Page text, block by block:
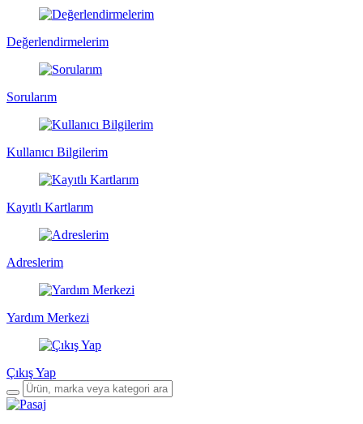
Değerlendirmelerim
Sorularım
Kullanıcı Bilgilerim
Kayıtlı Kartlarım
Adreslerim
Yardım Merkezi
Çıkış Yap